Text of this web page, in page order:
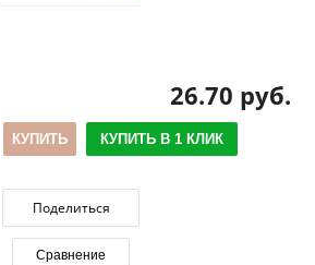
26.70 руб.
КУПИТЬ КУПИТЬ В 1 КЛИК
Поделиться
Сравнение